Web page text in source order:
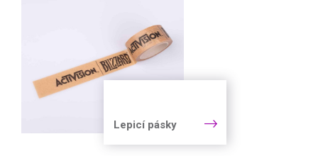
Lepicí pásky